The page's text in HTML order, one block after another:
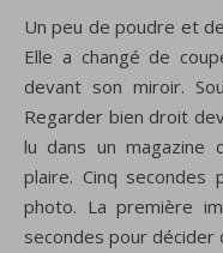
Un peu de poudre et de blush pour se donner bonne mine.
Elle a changé de
devant son miroir.
Regarder bien droit
lu dans un magazine
plaire. Cinq secondes
photo. La première
secondes pour décider